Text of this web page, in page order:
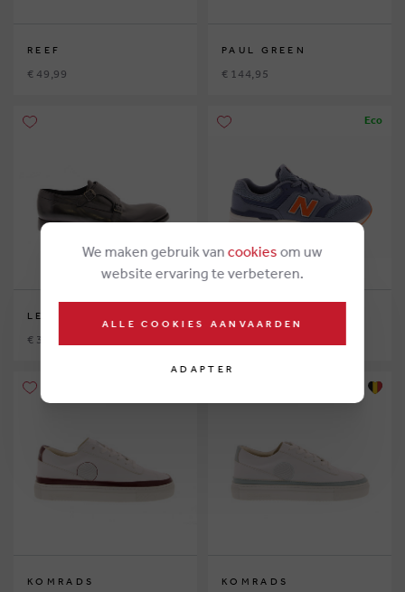
REEF
€ 49,99
PAUL GREEN
€ 144,95
LEMARGO
€ 375,00
Eco
KOMRADS KOMRADS
We maken gebruik van cookies om uw
website ervaring te verbeteren.
ALLE COOKIES AANVAARDEN
ADAPTER